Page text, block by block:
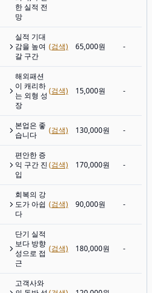
한 실적 전
망
실적 기대
감을 높여
갈 구간
(검색) 65,000원 -
해외패션
이 캐리하
는 외형 성
장
(검색) 15,000원 -
본업은 좋
습니다
(검색) 130,000원 -
편안한 증
익 구간 진
입
(검색) 170,000원 -
회복의 강
도가 아쉽
다
(검색) 90,000원 -
단기 실적
보다 방향
성으로 접
근
(검색) 180,000원 -
고객사와